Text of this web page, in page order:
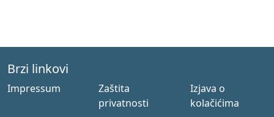
Brzi linkovi
Impressum
Zaštita
privatnosti
Izjava o
kolačićima